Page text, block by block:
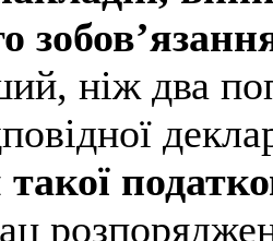
ніж два
такої